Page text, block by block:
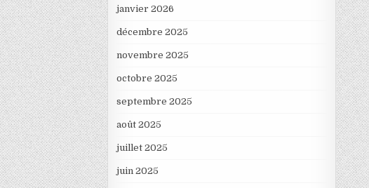
janvier 2026
décembre 2025
novembre 2025
octobre 2025
septembre 2025
août 2025
juillet 2025
juin 2025